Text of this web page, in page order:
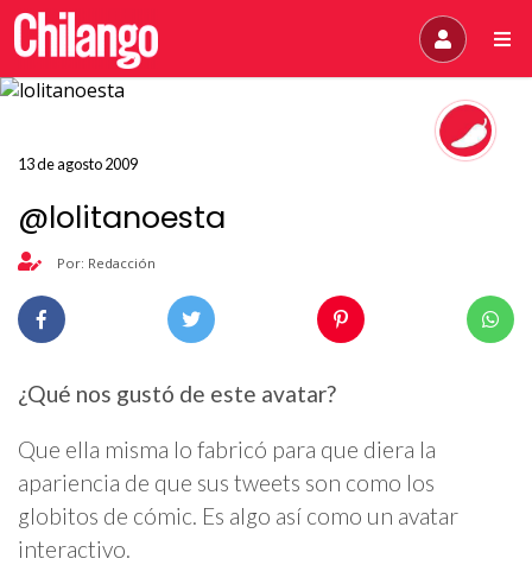
13 de agosto 2009
@lolitanoesta
Por: Redacción
¿Qué nos gustó de este avatar?
Que ella misma lo fabricó para que diera la
apariencia de que sus tweets son como los
globitos de cómic. Es algo así como un avatar
interactivo.